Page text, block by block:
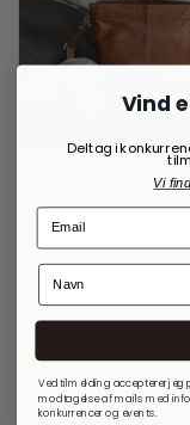
Project 2 Crossover
999,00kr.
Vind
Deltag i
Vi
Ved tilmelding accepterer jeg
modtagelse af mails med
konkurrencer og events.